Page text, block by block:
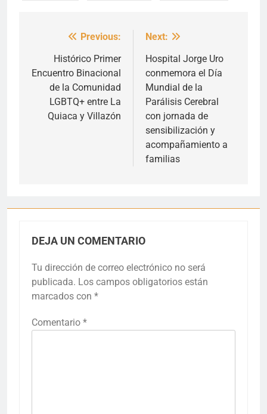
Navegación
entradas
Previous:
Histórico Primer
Encuentro Binacional
de la Comunidad
LGBTQ+ entre La
Quiaca y Villazón
Next:
Hospital Jorge Uro
conmemora el Día
Mundial de la
Parálisis Cerebral
con jornada de
sensibilización y
acompañamiento a
familias
DEJA UN COMENTARIO
Tu dirección de correo electrónico no será
publicada. Los campos obligatorios están
marcados con *
Comentario *